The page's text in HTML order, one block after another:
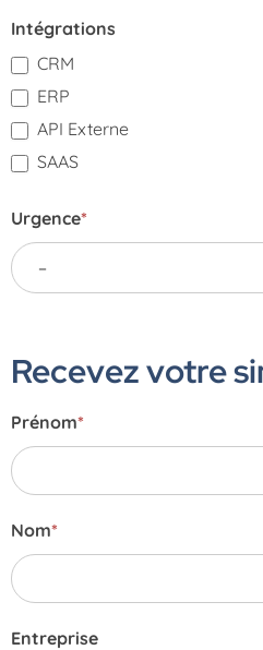
Intégrations
CRM
ERP
API Externe
SAAS
Urgence*
Recevez votre
Prénom*
Nom*
Entreprise